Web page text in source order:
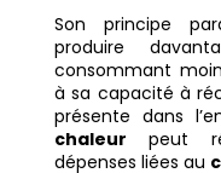
Son principe
produire
consommant
à sa capacité à
présente dans
chaleur peut
dépenses liées au